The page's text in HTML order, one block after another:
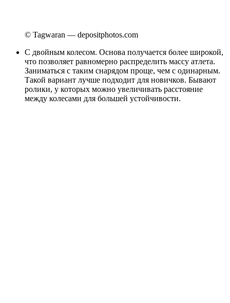
© Tagwaran — depositphotos.com
С двойным колесом. Основа получается более широкой,
что позволяет равномерно распределить массу атлета.
Заниматься с таким снарядом проще, чем с одинарным.
Такой вариант лучше подходит для новичков. Бывают
ролики, у которых можно увеличивать расстояние
между колесами для большей устойчивости.